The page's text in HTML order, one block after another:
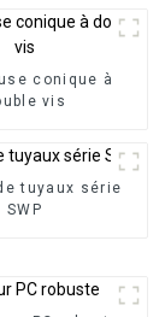
conique à
vis
tuyaux série
SWP